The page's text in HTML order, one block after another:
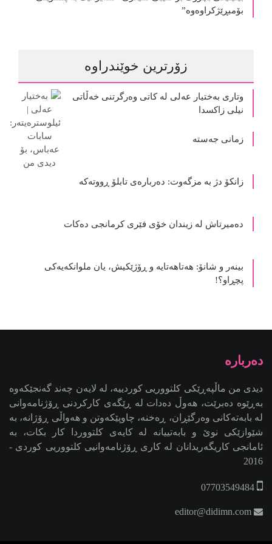
بۆمبڕێژکراوەوە”
زۆرترین خوێندراوە
وتاری بەختیار عەلی لە کاتی وەرگرتنی خەڵاتی
نیلی زاکسدا
زمانی جەستە
زانکۆ دژ بە مزگەوت: دەربارەى تابلۆ ڕووتەکە
ده‌میرتاش له‌ زیندان خۆی فێری كرمانجی ده‌كات
بینەر و شانۆ: هەتاھەتایە و ڕۆژێکیش، یان ملوانکەیەکی
پچڕاو؟!
دیدی من ماڵپەڕێکی کلتووریی کوردییە، لە لایەن چەند گەنجێكه‌وه‌
بەڕێوە دەبرێت، هەوڵ دەدات لە ڕێگەی کارکردنی ڕۆژنامەوانی
لە بابەتەکانی وەرگێڕان، ڕەخنە، چاوپێکەوتن و هەواڵی ڕۆژانە، بە
شێوازێکی نوێ و بابەتییانە لە کایەی کلتووردا کار بکات، بە
ئامانجی کاریگەریدانان لە کاری ڕۆژنامەوانیی کلتووریی کوردی -
2016
07703549484
editor@didimn.com